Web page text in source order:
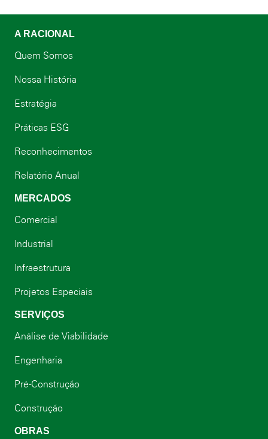
A RACIONAL
Quem Somos
Nossa História
Estratégia
Práticas ESG
Reconhecimentos
Relatório Anual
MERCADOS
Comercial
Industrial
Infraestrutura
Projetos Especiais
SERVIÇOS
Análise de Viabilidade
Engenharia
Pré-Construção
Construção
OBRAS